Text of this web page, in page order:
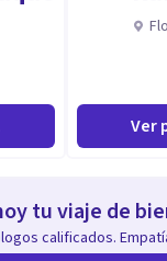
no se
a su vez las
Ver
tu viaje de
calificados.